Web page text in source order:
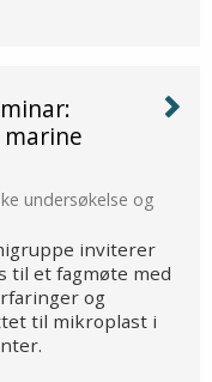
undersøkelse og
inviterer
til et fagmøte med
og
til mikroplast i